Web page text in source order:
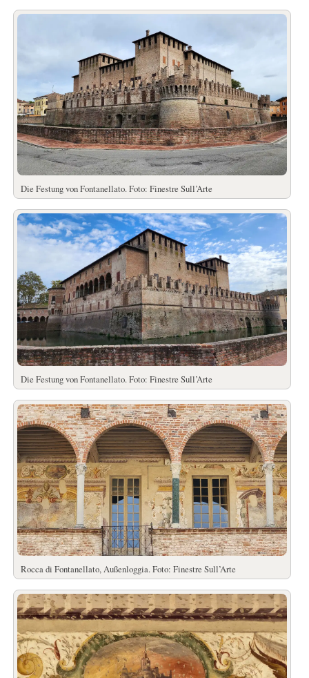
Die Festung von Fontanellato. Foto: Finestre Sull’Arte
Die Festung von Fontanellato. Foto: Finestre Sull’Arte
Rocca di Fontanellato, Außenloggia. Foto: Finestre Sull’Arte